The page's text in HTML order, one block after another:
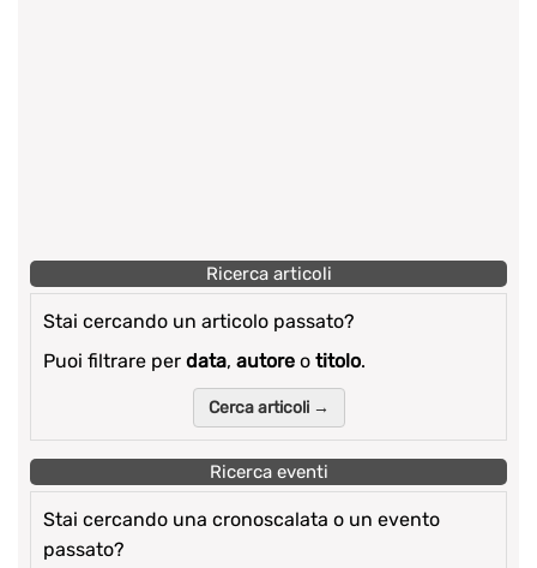
Ricerca articoli
Stai cercando un articolo passato?
Puoi filtrare per data, autore o titolo.
Cerca articoli →
Ricerca eventi
Stai cercando una cronoscalata o un evento
passato?